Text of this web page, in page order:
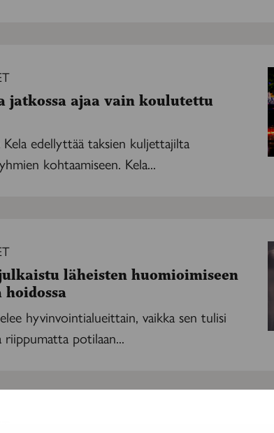
jatkossa ajaa vain koulutettu
Kela edellyttää taksien kuljettajilta
kohtaamiseen. Kela...
läheisten huomioimiseen
hyvinvointialueittain, vaikka sen tulisi
potilaan...